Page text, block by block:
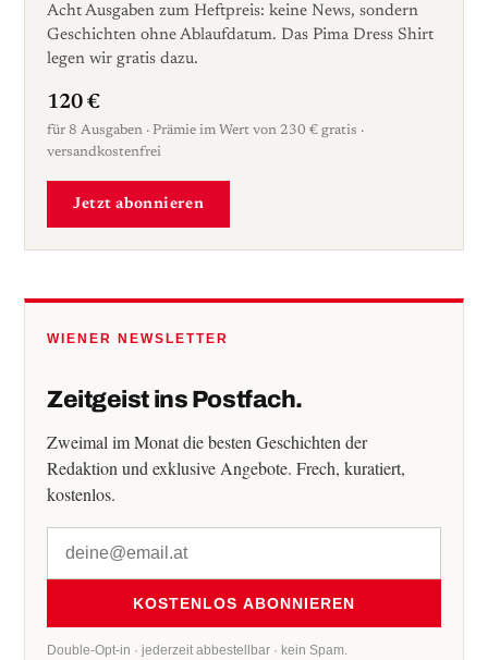
Acht Ausgaben zum Heftpreis: keine News, sondern
Geschichten ohne Ablaufdatum. Das Pima Dress Shirt
legen wir gratis dazu.
120 €
für 8 Ausgaben · Prämie im Wert von 230 € gratis ·
versandkostenfrei
Jetzt abonnieren
WIENER NEWSLETTER
Zeitgeist ins Postfach.
Zweimal im Monat die besten Geschichten der
Redaktion und exklusive Angebote. Frech, kuratiert,
kostenlos.
KOSTENLOS ABONNIEREN
Double-Opt-in · jederzeit abbestellbar · kein Spam.